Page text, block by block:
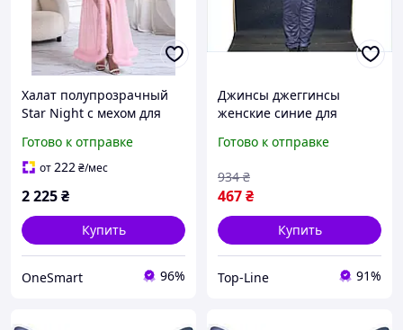
Халат полупрозрачный
Star Night с мехом для
создания романтичного
образа
Готово к отправке
от222₴/мес
2 225₴
Купить
OneSmart 96%
Джинсы джеггинсы
женские синие для
стильные и удобные для
Готово к отправке
467₴
934 ₴
Купить
Top-Line 91%